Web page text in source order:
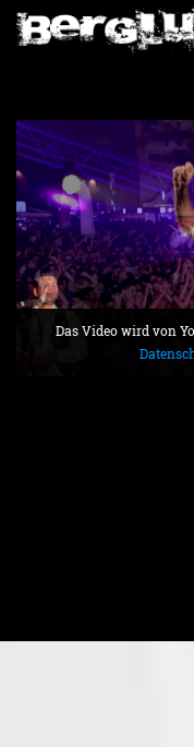
Das Video wird von